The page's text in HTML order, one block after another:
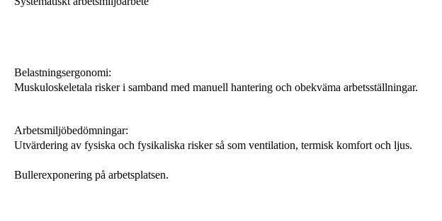
Belastningsergonomi:
Muskuloskeletala risker i samband med manuell hantering och obekväma arbetsställningar.
Arbetsmiljöbedömningar:
Utvärdering av fysiska och fysikaliska risker så som ventilation, termisk komfort och ljus.
Bullerexponering på arbetsplatsen.